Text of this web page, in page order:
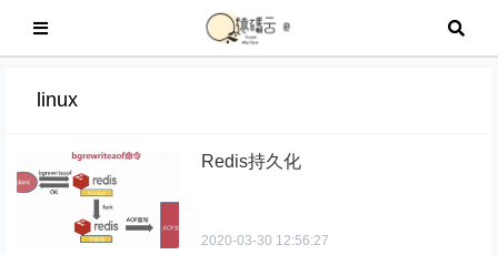
linux
Redis持久化
2020-03-30 12:56:27